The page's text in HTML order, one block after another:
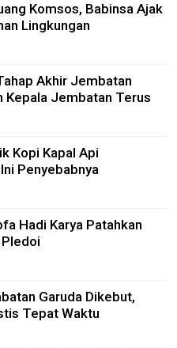
Komsos, Babinsa Ajak
Lingkungan
Akhir Jembatan
Kepala Jembatan Terus
Kopi Kapal Api
Penyebabnya
Hadi Karya Patahkan
Garuda Dikebut,
Tepat Waktu